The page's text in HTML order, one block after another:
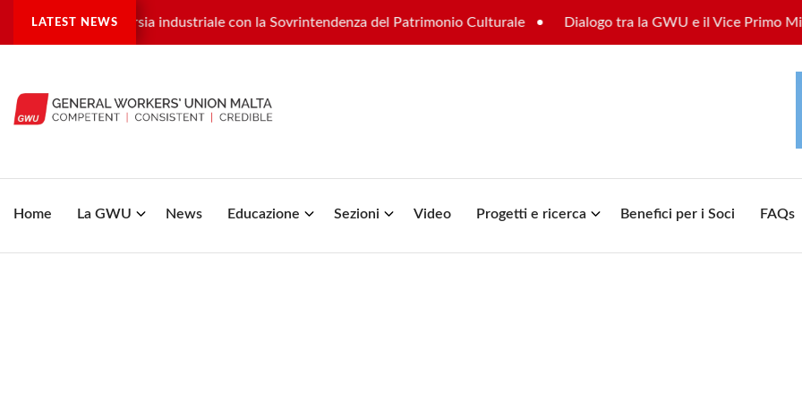
LATEST NEWS
una controversia industriale con la Sovrintendenza del Patrimonio Culturale Dialogo tra la GWU e il Vice Primo
Home La GWU News Educazione Sezioni Video Progetti e ricerca Benefici per i Soci FAQs